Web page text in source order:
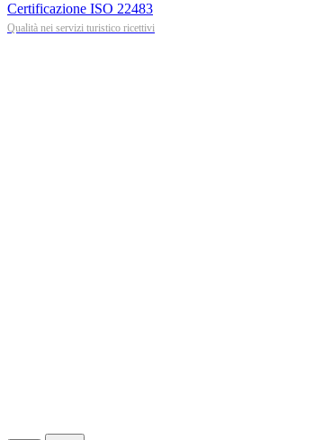
Certificazione ISO 22483
Qualità nei servizi turistico ricettivi